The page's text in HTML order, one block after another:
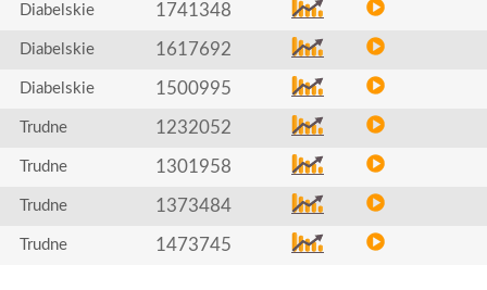
Diabelskie 1741348
Diabelskie 1617692
Diabelskie 1500995
Trudne 1232052
Trudne 1301958
Trudne 1373484
Trudne 1473745